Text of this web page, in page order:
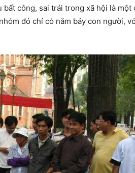
công, sai trái trong xã hội là một
đó chỉ có năm bảy con người,